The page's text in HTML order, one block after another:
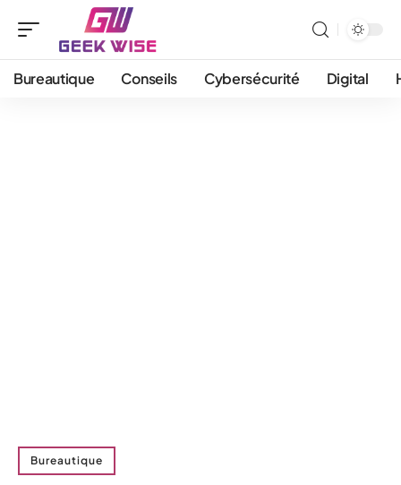
Bureautique Conseils Cybersécurité Digital
Bureautique